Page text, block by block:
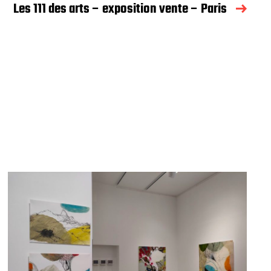
Les 111 des arts – exposition vente – Paris